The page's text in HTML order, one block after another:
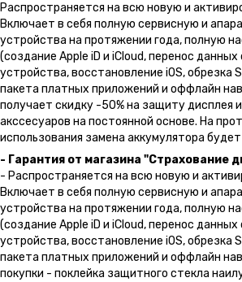
Распространяется на всю новую и
Включает в себя полную сервисную и
устройства на протяжении года, полную
(создание Apple iD и iCloud, перенос
устройства, восстановление iOS, обрезка
пакета платных приложений и оффлайн
получает скидку -50% на защиту дисплея
акссесуаров на постоянной основе. На
использования замена аккумулятора
- Гарантия от магазина "Страхование
- Распространяется на всю новую и
Включает в себя полную сервисную и
устройства на протяжении года, полную
(создание Apple iD и iCloud, перенос
устройства, восстановление iOS, обрезка
пакета платных приложений и оффлайн
покупки - поклейка защитного стекла